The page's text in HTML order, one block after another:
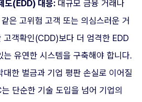
도(EDD) 대응: 대규모 금융 거래나
은 고위험 고객 또는 의심스러운 거
고객확인(CDD)보다 더 엄격한 EDD
는 유연한 시스템을 구축해야 합니다.
대한 벌금과 기업 평판 손실로 이어질
단순한 기술 도입을 넘어 기업의